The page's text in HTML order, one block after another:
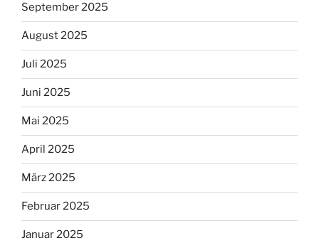
September 2025
August 2025
Juli 2025
Juni 2025
Mai 2025
April 2025
März 2025
Februar 2025
Januar 2025